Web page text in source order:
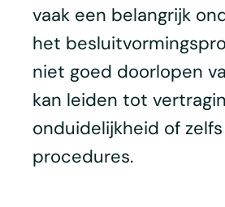
vaak een belangrijk
het
niet goed doorlopen
kan leiden tot
onduidelijkheid of
procedures.